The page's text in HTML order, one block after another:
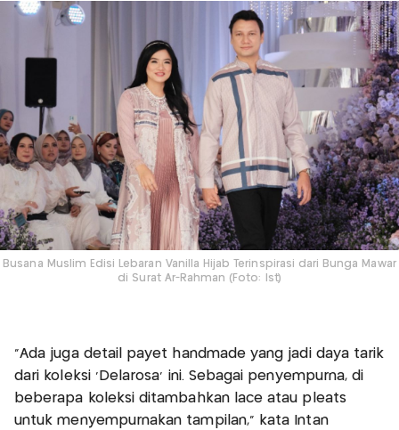
Busana Muslim Edisi Lebaran Vanilla Hijab Terinspirasi dari Bunga Mawar
di Surat Ar-Rahman (Foto: Ist)
"Ada juga detail payet handmade yang jadi daya tarik
dari koleksi 'Delarosa' ini. Sebagai penyempurna, di
beberapa koleksi ditambahkan lace atau pleats
untuk menyempurnakan tampilan," kata Intan